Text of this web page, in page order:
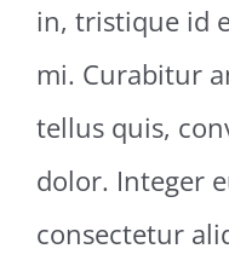
in, tristique id
mi. Curabitur
tellus quis,
dolor. Integer
consectetur